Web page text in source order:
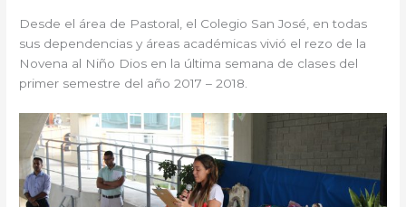
Desde el área de Pastoral, el Colegio San José, en todas
sus dependencias y áreas académicas vivió el rezo de la
Novena al Niño Dios en la última semana de clases del
primer semestre del año 2017 – 2018.